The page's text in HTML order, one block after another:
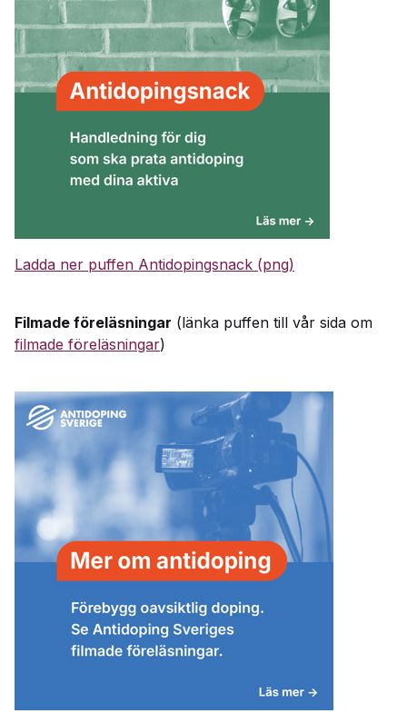
Ladda ner puffen Antidopingsnack (png)
Filmade föreläsningar (länka puffen till vår sida om
filmade föreläsningar)